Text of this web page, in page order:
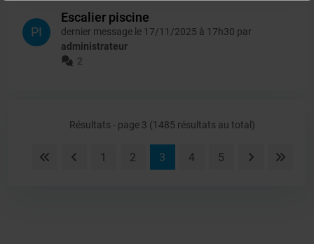
PI
Escalier piscine
dernier message le 17/11/2025 à 17h30 par
administrateur
2
Résultats - page 3 (1485 résultats au total)
1 2 3 4 5